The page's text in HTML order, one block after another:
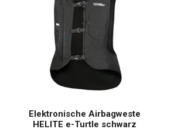
Elektronische Airbagweste
HELITE e-Turtle schwarz